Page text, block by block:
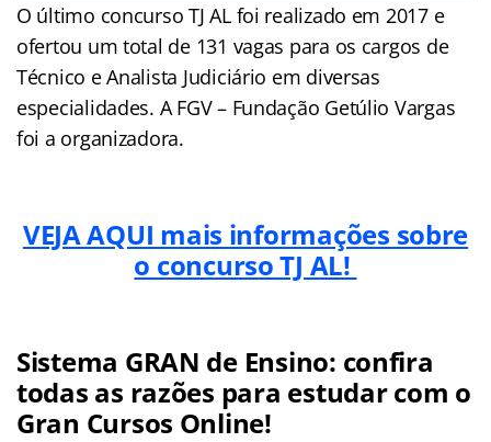
O último concurso TJ AL foi realizado em 2017 e
ofertou um total de 131 vagas para os cargos de
Técnico e Analista Judiciário em diversas
especialidades. A FGV – Fundação Getúlio Vargas
foi a organizadora.
VEJA AQUI mais informações sobre
o concurso TJ AL!
Sistema GRAN de Ensino: confira
todas as razões para estudar com o
Gran Cursos Online!